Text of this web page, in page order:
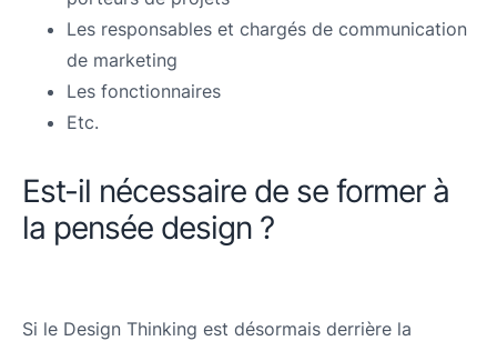
Les responsables et chargés de communication
de marketing
Les fonctionnaires
Etc.
Est-il nécessaire de se former à
la pensée design ?
Si le Design Thinking est désormais derrière la